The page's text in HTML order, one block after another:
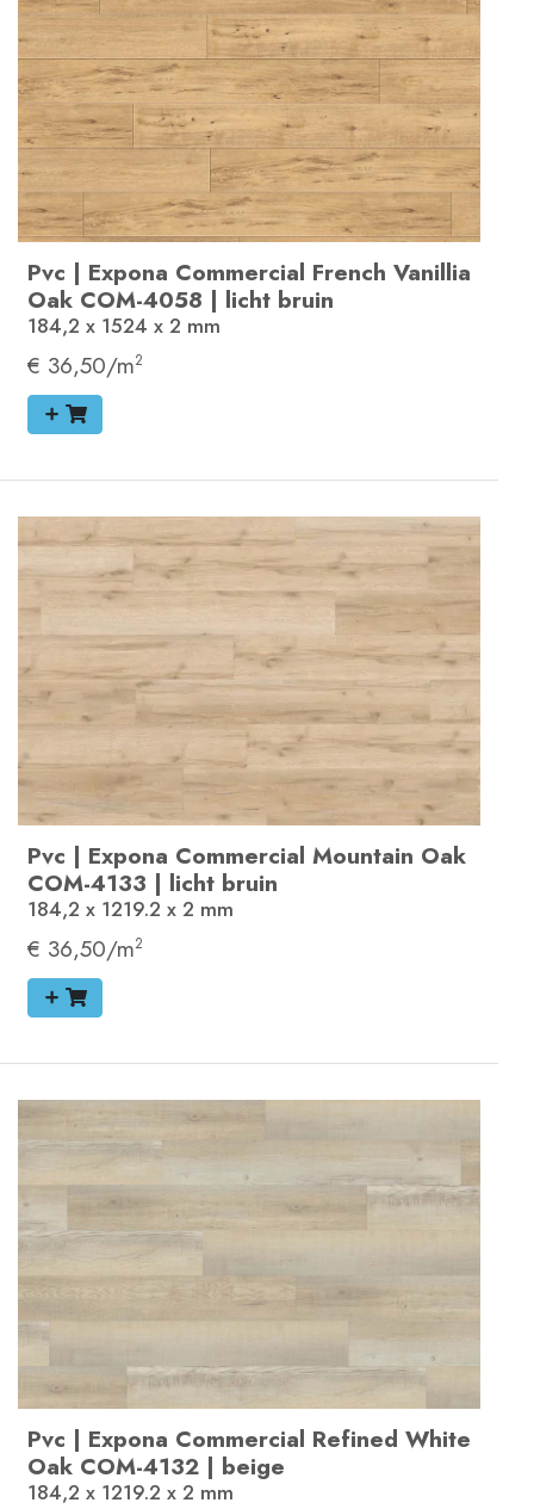
Pvc | Expona Commercial French Vanillia
Oak COM-4058 | licht bruin
184,2 x 1524 x 2 mm
€ 36,50/m2
Pvc | Expona Commercial Mountain Oak
COM-4133 | licht bruin
184,2 x 1219.2 x 2 mm
€ 36,50/m2
Pvc | Expona Commercial Refined White
Oak COM-4132 | beige
184,2 x 1219.2 x 2 mm